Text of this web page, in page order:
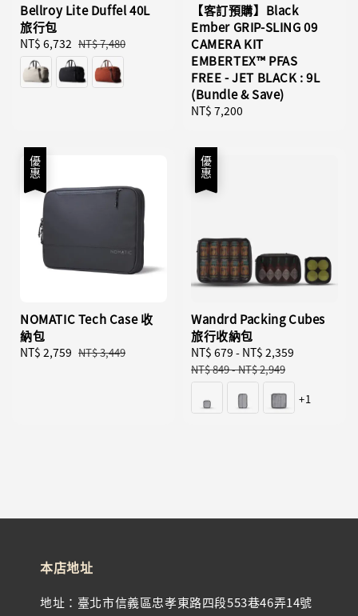
Bellroy Lite Duffel 40L
旅行包
Sale
price
NT$ 6,732 Regular
price
NT$ 7,480
【客訂預購】Black
Ember GRIP-SLING 09
CAMERA KIT
EMBERTEX™ PFAS
FREE - JET BLACK : 9L
(Bundle & Save)
Regular
NT$ 7,200
優惠
NOMATIC Tech Case 收
納包
Sale
NT$ 2,759 Regular
NT$ 3,449
優惠
Wandrd Packing Cubes
旅行收納包
Sale
price
NT$ 679 - NT$ 2,359
NT$ 849-NT$ 2,949
+1
本店地址
地址：臺北市信義區忠孝東路四段553巷46弄14號